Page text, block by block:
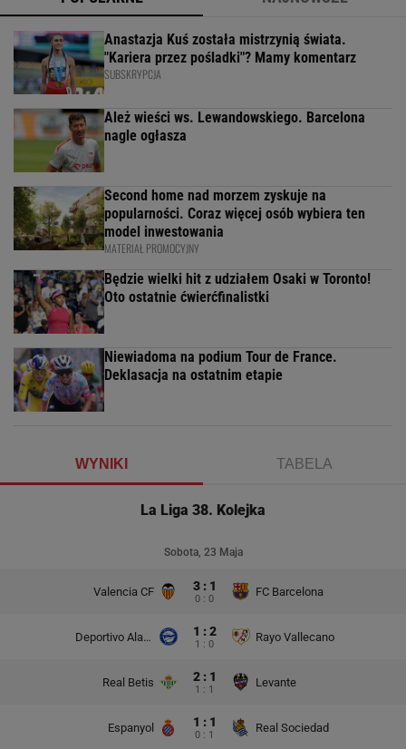
Anastazja Kuś została mistrzynią świata.
"Kariera przez pośladki"? Mamy komentarz
SUBSKRYPCJA
Ależ wieści ws. Lewandowskiego. Barcelona
nagle ogłasza
Second home nad morzem zyskuje na
popularności. Coraz więcej osób wybiera ten
model inwestowania
MATERIAŁ PROMOCYJNY
Będzie wielki hit z udziałem Osaki w Toronto!
Oto ostatnie ćwierćfinalistki
Niewiadoma na podium Tour de France.
Deklasacja na ostatnim etapie
WYNIKI TABELA
La Liga 38. Kolejka
Sobota, 23 Maja
Valencia CF 3 : 1
0 : 0
FC Barcelona
Deportivo Alaves 1 : 2
1 : 0
Rayo Vallecano
Real Betis 2 : 1
1 : 1
Levante
Espanyol 1 : 1
0 : 1
Real Sociedad